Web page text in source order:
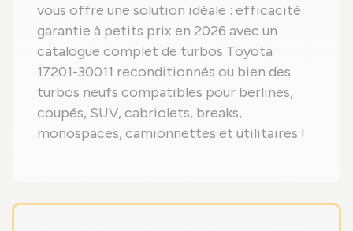
vous offre une solution idéale : efficacité
garantie à petits prix en 2026 avec un
catalogue complet de turbos Toyota
17201-30011 reconditionnés ou bien des
turbos neufs compatibles pour berlines,
coupés, SUV, cabriolets, breaks,
monospaces, camionnettes et utilitaires !